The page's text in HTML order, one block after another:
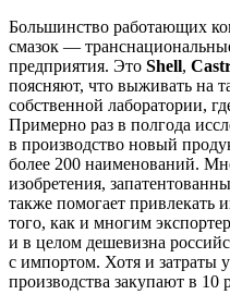
Большинство работающих
смазок —
предприятия. Это Shell,
поясняют, что выживать на
собственной лаборатории,
Примерно раз в полгода
в производство новый
более 200 наименований.
изобретения,
также помогает привлекать
того, как и многим
и в целом дешевизна
с импортом. Хотя и затраты
производства закупают в 10